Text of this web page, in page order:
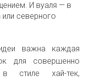
И вуаля — в
северного
важна каждая
для совершенно
в стиле хай-тек,